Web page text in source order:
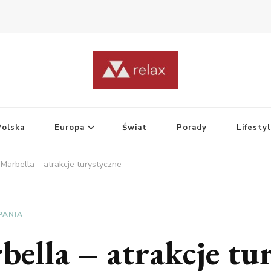
Europa Świat Porady
– atrakcje turystyczne
– atrakcje